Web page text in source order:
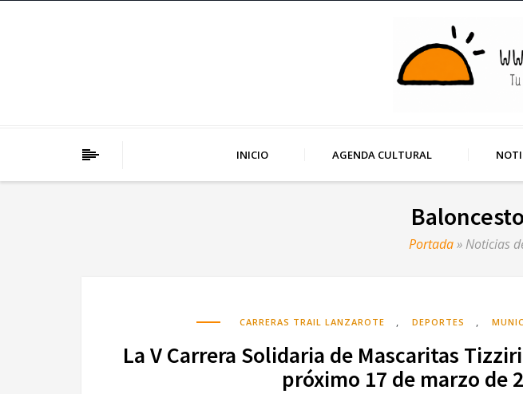
INICIO AGENDA CULTURAL
Portada» Noticias
CARRERAS TRAIL LANZAROTE , DEPORTES ,
La V Carrera Solidaria de Mascaritas
próximo 17 de marzo de